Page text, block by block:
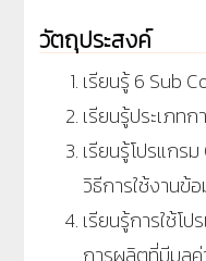
วัตถุประสงค์
เรียนรู้ 6 Sub
เรียนรู้ประเภท
เรียนรู้โปรแกร
วิธีการใช้งานข้
เรียนรู้การใช้โ
การผลิตที่มีมูล